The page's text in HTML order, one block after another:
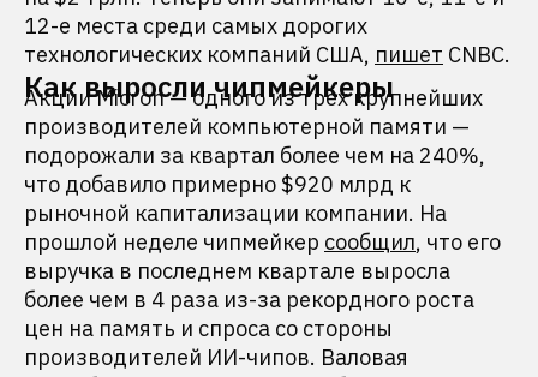
12-е места среди самых дорогих
технологических компаний США, пишет CNBC.
Как выросли чипмейкеры
Акции Micron — одного из трех крупнейших
производителей компьютерной памяти —
подорожали за квартал более чем на 240%,
что добавило примерно $920 млрд к
рыночной капитализации компании. На
прошлой неделе чипмейкер сообщил, что его
выручка в последнем квартале выросла
более чем в 4 раза из-за рекордного роста
цен на память и спроса со стороны
производителей ИИ-чипов. Валовая